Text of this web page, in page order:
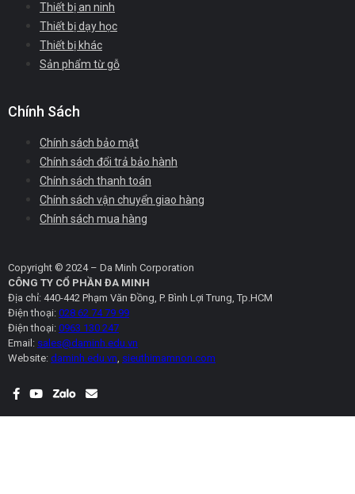
Thiết bị an ninh
Thiết bị dạy học
Thiết bị khác
Sản phẩm từ gỗ
Chính Sách
Chính sách bảo mật
Chính sách đổi trả bảo hành
Chính sách thanh toán
Chính sách vận chuyển giao hàng
Chính sách mua hàng
Copyright © 2024 – Da Minh Corporation
CÔNG TY CỔ PHẦN ĐA MINH
Địa chỉ: 440-442 Phạm Văn Đồng, P. Bình Lợi Trung, Tp.HCM
Điện thoại: 028 62 74 79 99
Điện thoại: 0963 130 247
Email: sales@daminh.edu.vn
Website: daminh.edu.vn, sieuthimamnon.com